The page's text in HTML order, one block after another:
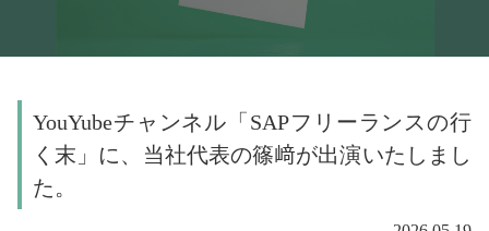
YouYubeチャンネル「SAPフリーランスの行
く末」に、当社代表の篠﨑が出演いたしまし
た。